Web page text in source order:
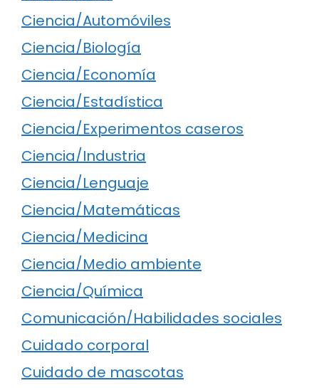
Ciencia/Automóviles
Ciencia/Biología
Ciencia/Economía
Ciencia/Estadística
Ciencia/Experimentos caseros
Ciencia/Industria
Ciencia/Lenguaje
Ciencia/Matemáticas
Ciencia/Medicina
Ciencia/Medio ambiente
Ciencia/Química
Comunicación/Habilidades sociales
Cuidado corporal
Cuidado de mascotas